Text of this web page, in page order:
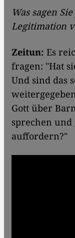
Was sagen
Legitimation
Zeitun: Es
fragen: "Hat
Und sind das
Gott über
sprechen
auffordern?"